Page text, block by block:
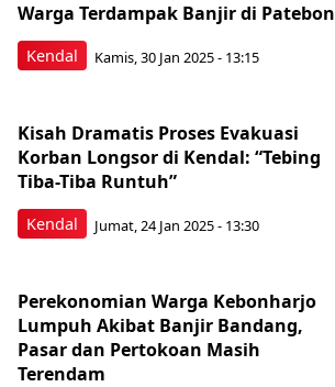
Kendal
Warga Terdampak Banjir di Patebon
Kamis, 30 Jan 2025 - 13:15
Kendal
Kisah Dramatis Proses Evakuasi
Korban Longsor di Kendal: “Tebing
Tiba-Tiba Runtuh”
Jumat, 24 Jan 2025 - 13:30
Perekonomian Warga Kebonharjo
Lumpuh Akibat Banjir Bandang,
Pasar dan Pertokoan Masih
Terendam